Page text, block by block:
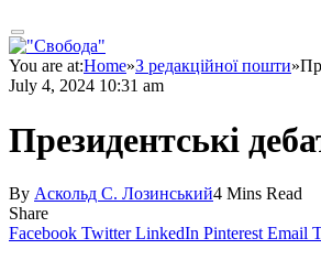
You are at:Home»З редакційної пошти»
July 4, 2024 10:31 am
Президентські
By Аскольд С. Лозинський4 Mins Read
Share
Facebook Twitter LinkedIn Pinterest Email